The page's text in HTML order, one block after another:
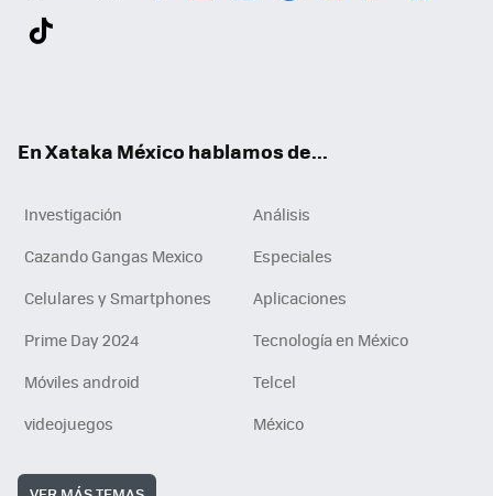
En Xataka México hablamos de...
Investigación
Análisis
Cazando Gangas Mexico
Especiales
Celulares y Smartphones
Aplicaciones
Prime Day 2024
Tecnología en México
Móviles android
Telcel
videojuegos
México